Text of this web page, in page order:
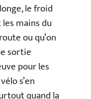
le froid
mains du
ou qu’on
sortie
pour les
s’en
quand la